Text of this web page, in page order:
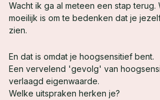
Wacht ik ga al meteen een stap
moeilijk is om te bedenken dat je
zien.
En dat is omdat je hoogsensitief bent.
Een vervelend 'gevolg' van
verlaagd eigenwaarde.
Welke uitspraken herken je?